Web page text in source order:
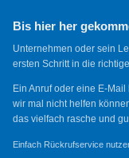
Bis hier her
Unternehmen oder sein
ersten Schritt in die
Ein Anruf oder eine E-
wir mal nicht helfen
das vielfach rasche und
Einfach Rückrufservice